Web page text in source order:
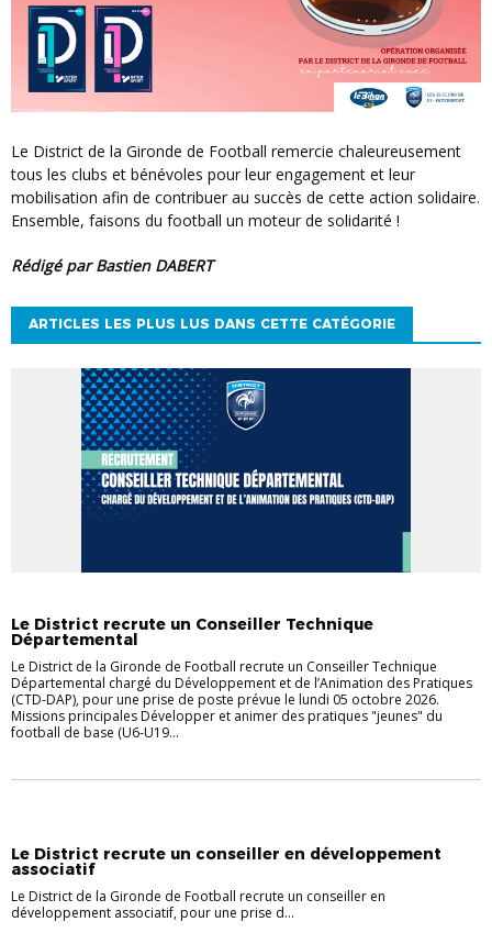
Le District de la Gironde de Football remercie chaleureusement
tous les clubs et bénévoles pour leur engagement et leur
mobilisation afin de contribuer au succès de cette action solidaire.
Ensemble, faisons du football un moteur de solidarité !
Rédigé par Bastien DABERT
ARTICLES LES PLUS LUS DANS CETTE CATÉGORIE
Le District recrute un Conseiller Technique
Départemental
Le District de la Gironde de Football recrute un Conseiller Technique
Départemental chargé du Développement et de l’Animation des Pratiques
(CTD-DAP), pour une prise de poste prévue le lundi 05 octobre 2026.
Missions principales Développer et animer des pratiques "jeunes" du
football de base (U6-U19...
Le District recrute un conseiller en développement
associatif
Le District de la Gironde de Football recrute un conseiller en
développement associatif, pour une prise d...